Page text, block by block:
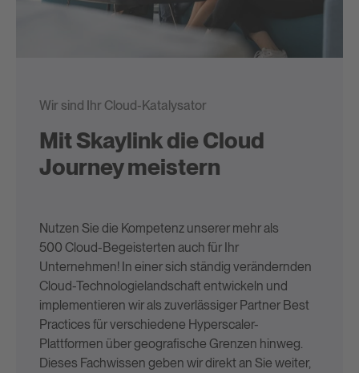
Wir sind Ihr Cloud-Katalysator
Mit Skaylink die Cloud
Journey meistern
Nutzen Sie die Kompetenz unserer mehr als
500 Cloud-Begeisterten auch für Ihr
Unternehmen! In einer sich ständig verändernden
Cloud-Technologielandschaft entwickeln und
implementieren wir als zuverlässiger Partner Best
Practices für verschiedene Hyperscaler-
Plattformen über geografische Grenzen hinweg.
Dieses Fachwissen geben wir direkt an Sie weiter,